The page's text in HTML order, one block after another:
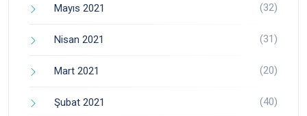
Mayıs 2021 (32)
Nisan 2021 (31)
Mart 2021 (20)
Şubat 2021 (40)